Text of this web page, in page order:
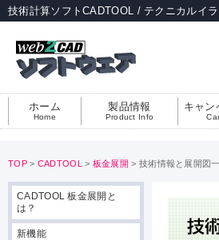
技術計算ソフトCADTOOL / テクニカルイ
ホーム
Home
製品情報
Product Info
キャン
TOP> CADTOOL > 板金展開 > 技術情報と展開図
CADTOOL 板金展開と
は？
新機能